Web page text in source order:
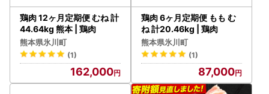
鶏肉 12ヶ月定期便 むね 計
44.64kg 熊本 | 鶏肉
熊本県氷川町
(1)
162,000
鶏肉 6ヶ月定期便 もも む
ね 計20.46kg | 鶏肉
熊本県氷川町
(1)
87,000